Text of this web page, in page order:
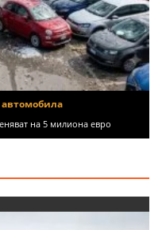
на 5 милиона евро